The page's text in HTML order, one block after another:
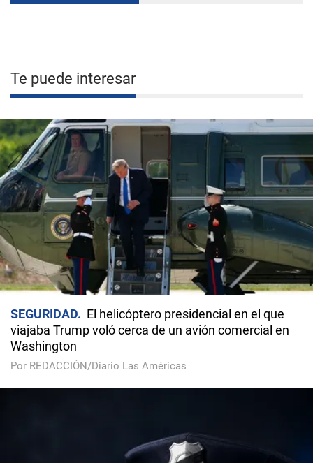
Te puede interesar
SEGURIDAD
El helicóptero presidencial en el que
viajaba Trump voló cerca de un avión comercial en
Washington
Por REDACCIÓN/Diario Las Américas